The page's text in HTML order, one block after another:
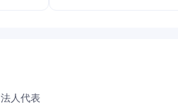
法人代表